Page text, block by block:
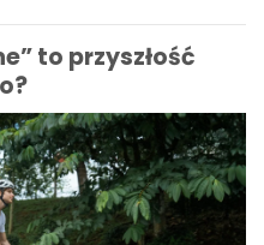
to przyszłość